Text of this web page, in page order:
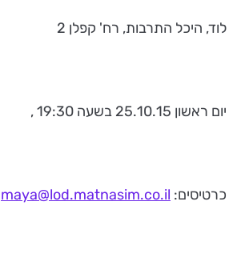
לוד, היכל התרבות, רח' קפלן 2
יום ראשון 25.10.15 בשעה 19:30 ,
כרטיסים: maya@lod.matnasim.co.il